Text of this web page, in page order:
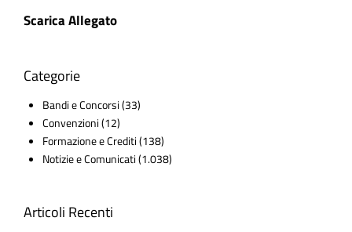
Scarica Allegato
Categorie
Bandi e Concorsi(33)
Convenzioni(12)
Formazione e Crediti(138)
Notizie e Comunicati(1.038)
Articoli Recenti